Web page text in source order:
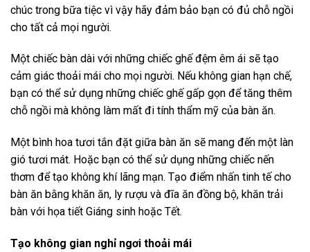
chúc trong bữa tiệc vì vậy hãy đảm bảo bạn có đủ chỗ ngồi
cho tất cả mọi người.
Một chiếc bàn dài với những chiếc ghế đệm êm ái sẽ tạo
cảm giác thoải mái cho mọi người. Nếu không gian hạn chế,
bạn có thể sử dụng những chiếc ghế gấp gọn để tăng thêm
chỗ ngồi mà không làm mất đi tính thẩm mỹ của bàn ăn.
Một bình hoa tươi tắn đặt giữa bàn ăn sẽ mang đến một làn
gió tươi mát. Hoặc bạn có thể sử dụng những chiếc nến
thơm để tạo không khí lãng mạn. Tạo điểm nhấn tinh tế cho
bàn ăn bằng khăn ăn, ly rượu và đĩa ăn đồng bộ, khăn trải
bàn với họa tiết Giáng sinh hoặc Tết.
Tạo không gian nghỉ ngơi thoải mái